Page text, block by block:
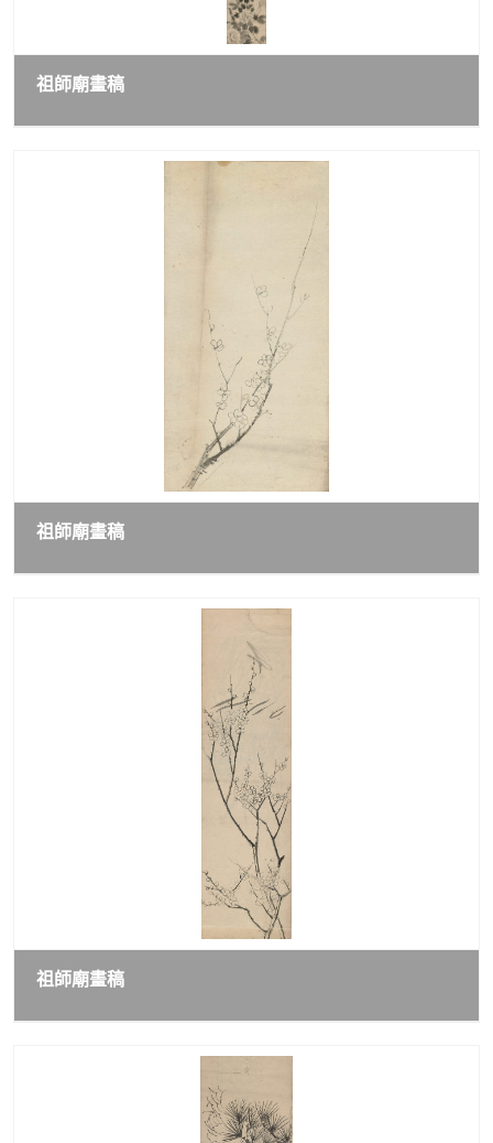
祖師廟畫稿
祖師廟畫稿
祖師廟畫稿